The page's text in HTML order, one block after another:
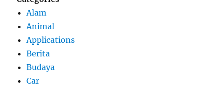
Alam
Animal
Applications
Berita
Budaya
Car